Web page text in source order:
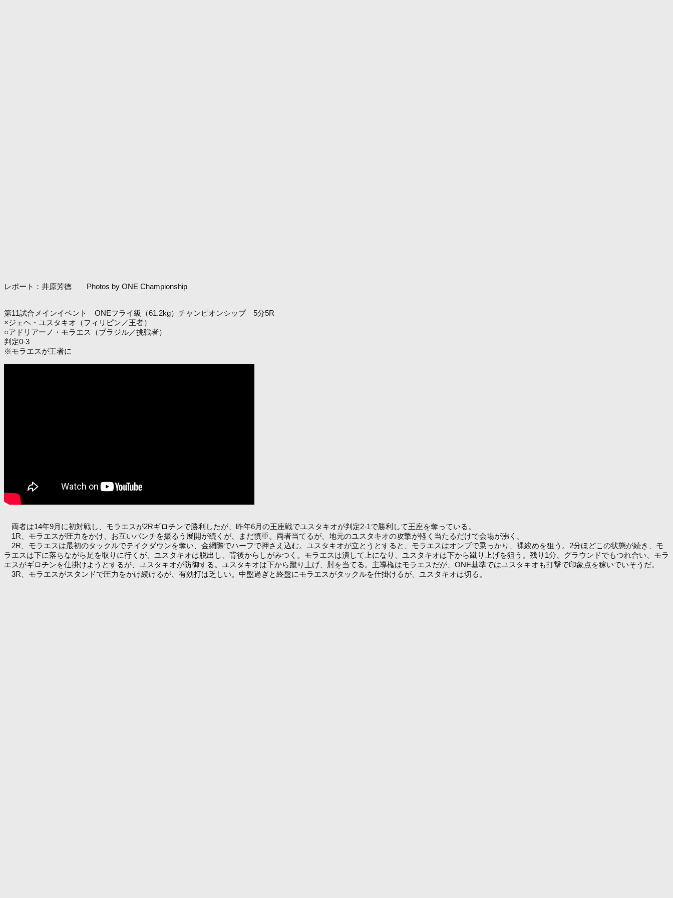
レポート：井原芳徳 Photos by ONE Championship
第11試合メインイベント ONEフライ級（61.2kg）チャンピオンシップ 5分5R
×ジェヘ・ユスタキオ（フィリピン／王者）
○アドリアーノ・モラエス（ブラジル／挑戦者）
判定0-3
※モラエスが王者に
両者は14年9月に初対戦し、モラエスが2Rギロチンで勝利したが、昨年6月の王座戦でユスタキオが判定2-1で勝利して王座を奪っている。
1R、モラエスが圧力をかけ、お互いパンチを振るう展開が続くが、まだ慎重。両者当てるが、地元のユスタキオの攻撃が軽く当たるだけで会場が沸く。
2R、モラエスは最初のタックルでテイクダウンを奪い、金網際でハーフで押さえ込む。ユスタキオが立とうとすると、モラエスはオンブで乗っかり、裸絞めを狙う。2分ほどこの状態が続き、モ
ラエスは下に落ちながら足を取りに行くが、ユスタキオは脱出し、背後からしがみつく。モラエスは潰して上になり、ユスタキオは下から蹴り上げを狙う。残り1分、グラウンドでもつれ合い、モラ
エスがギロチンを仕掛けようとするが、ユスタキオが防御する。ユスタキオは下から蹴り上げ、肘を当てる。主導権はモラエスだが、ONE基準ではユスタキオも打撃で印象点を稼いでいそうだ。
3R、モラエスがスタンドで圧力をかけ続けるが、有効打は乏しい。中盤過ぎと終盤にモラエスがタックルを仕掛けるが、ユスタキオは切る。